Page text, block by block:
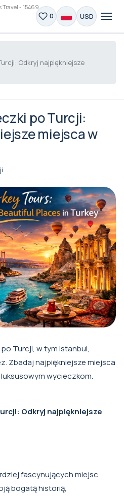
Travel - 15469
0 USD
Odkryj najpiękniejsze
po Turcji:
miejsca w
Turcji, w tym Istanbul,
Zbadaj najpiękniejsze miejsca
wycieczkom.
Odkryj najpiękniejsze
fascynujących miejsc
bogatą historią,